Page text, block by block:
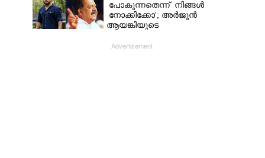
പോകുന്നതെന്ന് നിങ്ങൾ
നോക്കിക്കോ'; അർജുൻ
ആയങ്കിയുടെ
ചെന്നിത്തല
Advertisement